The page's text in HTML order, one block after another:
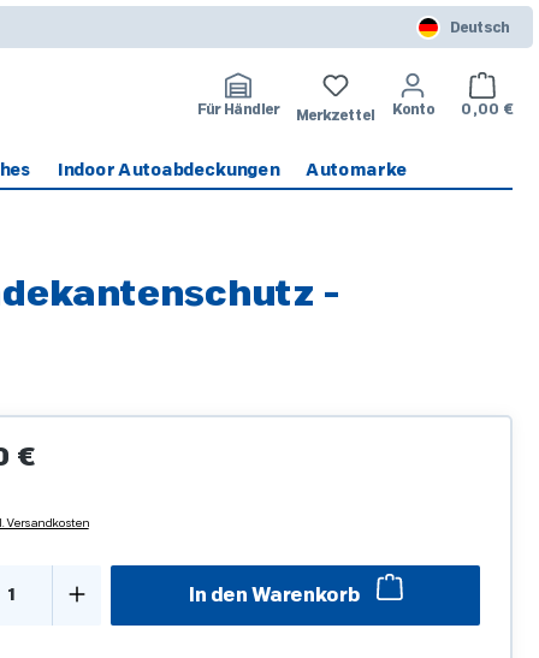
Deutsch
Für Händler Merkzettel Konto 0,00 €
Indoor Autoabdeckungen Automarke
-
€
Versandkosten
Anzahl: Gib den gewünschten Wert
In den Warenkorb